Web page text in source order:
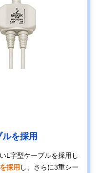
を採用
L字型ケーブルを採用し
採用 し、さらに3重シー